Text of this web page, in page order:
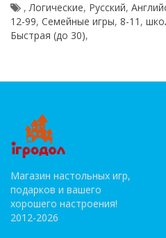
, Логические, Русский,
12-99, Семейные игры, 8-11 ,
Быстрая (до 30),
Магазин настольных игр,
подарков и вашего
хорошего настроения!
2012-2026